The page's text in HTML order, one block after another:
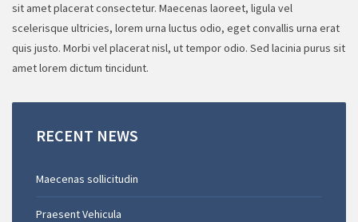
sit amet placerat consectetur. Maecenas laoreet, ligula vel
scelerisque ultricies, lorem urna luctus odio, eget convallis urna erat
quis justo. Morbi vel placerat nisl, ut tempor odio. Sed lacinia purus sit
amet lorem dictum tincidunt.
RECENT NEWS
Maecenas sollicitudin
Praesent Vehicula